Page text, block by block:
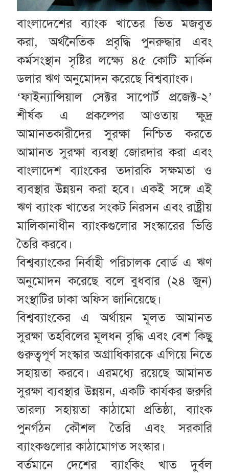
বাংলাদেশের ব্যাংক খাতের ভিত মজবুত
করা, অর্থনৈতিক প্রবৃদ্ধি পুনরুদ্ধার এবং
কর্মসংস্থান সৃষ্টির লক্ষ্যে ৪৫ কোটি মার্কিন
ডলার ঋণ অনুমোদন করেছে বিশ্বব্যাংক।
‘ফাইন্যান্সিয়াল সেক্টর সাপোর্ট প্রজেক্ট-২’
শীর্ষক এ প্রকল্পের আওতায় ক্ষুদ্র
আমানতকারীদের সুরক্ষা নিশ্চিত করতে
আমানত সুরক্ষা ব্যবস্থা জোরদার করা এবং
বাংলাদেশ ব্যাংকের তদারকি সক্ষমতা ও
ব্যবস্থার উন্নয়ন করা হবে। একই সঙ্গে এই
ঋণ ব্যাংক খাতের সংকট নিরসন এবং রাষ্ট্রীয়
মালিকানাধীন ব্যাংকগুলোর সংস্কারের ভিত্তি
তৈরি করবে।
বিশ্বব্যাংকের নির্বাহী পরিচালক বোর্ড এ ঋণ
অনুমোদন করেছে বলে বুধবার (২৪ জুন)
সংস্থাটির ঢাকা অফিস জানিয়েছে।
বিশ্বব্যাংকের এ অর্থায়ন মূলত আমানত
সুরক্ষা তহবিলের মূলধন বৃদ্ধি এবং বেশ কিছু
গুরুত্বপূর্ণ সংস্কার অগ্রাধিকারকে এগিয়ে নিতে
সহায়তা করবে। এরমধ্যে রয়েছে আমানত
সুরক্ষা ব্যবস্থার উন্নয়ন, একটি কার্যকর জরুরি
তারল্য সহায়তা কাঠামো প্রতিষ্ঠা, ব্যাংক
পুনর্গঠন কৌশল তৈরি এবং সরকারি
ব্যাংকগুলোর কাঠামোগত সংস্কার।
বর্তমানে দেশের ব্যাংকিং খাত দুর্বল